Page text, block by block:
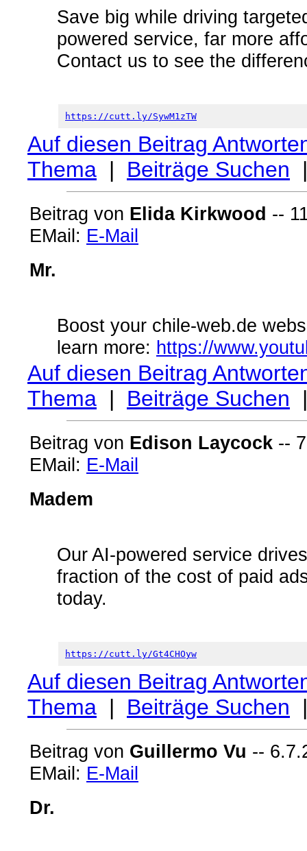
Save big while driving
powered service, far more
Contact us to see the
https://cutt.ly/SywM1zTW
Auf diesen Beitrag
Thema | Beiträge Suchen
Beitrag von Elida Kirkwood --
EMail: E-Mail
Mr.
Boost your chile-web.de
learn more: https://
Auf diesen Beitrag
Thema | Beiträge Suchen
Beitrag von Edison Laycock --
EMail: E-Mail
Madem
Our AI-powered service
fraction of the cost of paid
today.
https://cutt.ly/Gt4CHOyw
Auf diesen Beitrag
Thema | Beiträge Suchen
Beitrag von Guillermo Vu --
EMail: E-Mail
Dr.